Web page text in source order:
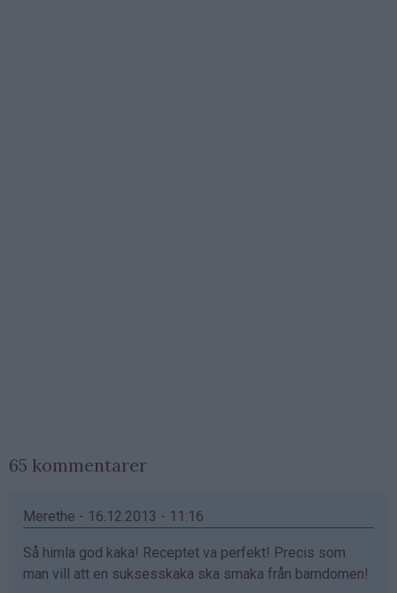
65 kommentarer
Merethe - 16.12.2013 - 11:16
Så himla god kaka! Receptet va perfekt! Precis som
man vill att en suksesskaka ska smaka från barndomen!